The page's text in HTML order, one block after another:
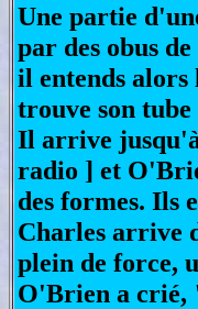
Une partie
par des obus
il entends alors
trouve son
Il arrive
radio ] et
des formes. Ils
Charles arrive
plein de force,
O'Brien a crié,